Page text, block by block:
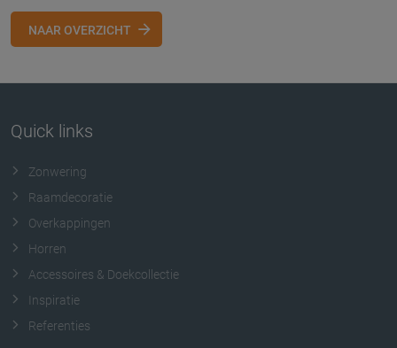
NAAR OVERZICHT
Quick links
Zonwering
Raamdecoratie
Overkappingen
Horren
Accessoires & Doekcollectie
Inspiratie
Referenties